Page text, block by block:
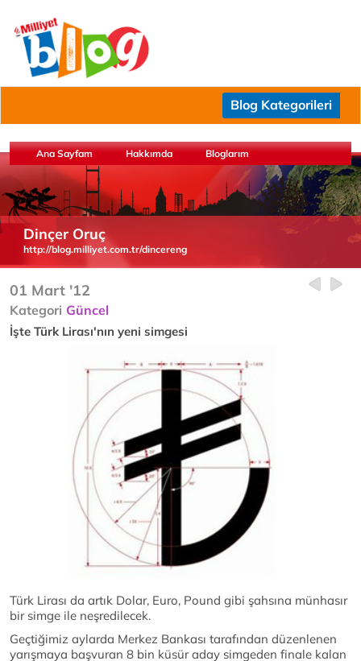
Blog Kategorileri
Ana Sayfam Hakkımda Bloglarım
Dinçer Oruç
http://blog.milliyet.com.tr/dincereng
01 Mart '12
Kategori Güncel
İşte Türk Lirası'nın yeni simgesi
Türk Lirası da artık Dolar, Euro, Pound gibi şahsına münhasır
bir simge ile neşredilecek.
Geçtiğimiz aylarda Merkez Bankası tarafından düzenlenen
yarışmaya başvuran 8 bin küsür aday simgeden finale kalan